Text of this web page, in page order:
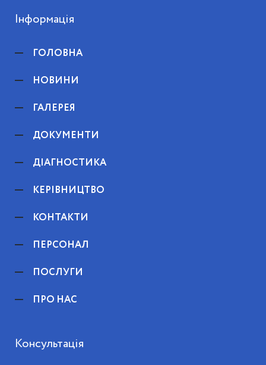
Інформація
ГОЛОВНА
НОВИНИ
ГАЛЕРЕЯ
ДОКУМЕНТИ
ДІАГНОСТИКА
КЕРІВНИЦТВО
КОНТАКТИ
ПЕРСОНАЛ
ПОСЛУГИ
ПРО НАС
Консультація